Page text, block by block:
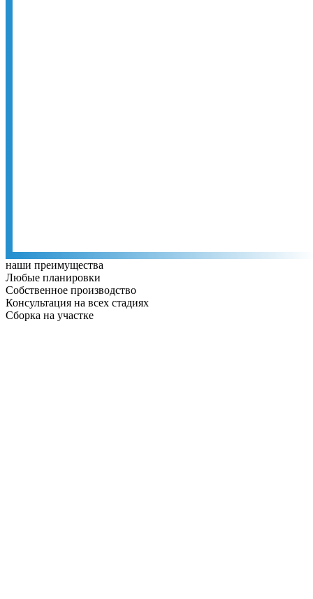
наши преимущества
Любые планировки
Собственное производство
Консультация на всех стадиях
Сборка на участке